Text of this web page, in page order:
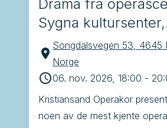
Drama fra
Sygna kultursenter,
Nodeland
Songdalsvegen 53, 4645
Norge
06. nov. 2026, 18:00 -
Kristiansand Operakor
noen av de mest kjente